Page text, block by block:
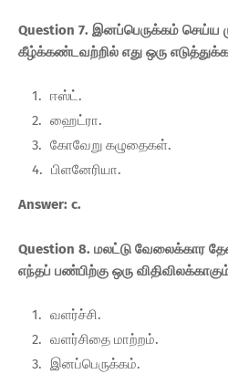
Question 7. இனப்பெருக்கம் செய்ய
கீழ்க்கண்டவற்றில் எது ஒரு
ஈஸ்ட்.
ஹைட்ரா.
கோவேறு கழுதைகள்.
பிளனேரியா.
Answer: c.
Question 8. மலட்டு வேலைக்கார
எந்தப் பண்பிற்கு ஒரு
வளர்ச்சி.
வளர்சிதை மாற்றம்.
இனப்பெருக்கம்.